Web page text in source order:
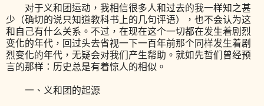
对于义和团运动，我相信很多人和过去的我一样知之甚
少（确切的说只知道教科书上的几句评语），也不会认为这
和自己有什么关系。不过，在现在这个一切都在发生着剧烈
变化的年代，回过头去省视一下一百年前那个同样发生着剧
烈变化的年代，无疑会对我们产生帮助。就如先哲们曾经预
言的那样：历史总是有着惊人的相似。
一、义和团的起源